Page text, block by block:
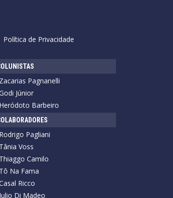
Política de Privacidade
Zacarias Pagnanelli
Júnior
Heródoto Barbeiro
Rodrigo Pagliani
Tânia Voss
Thiaggo Camilo
Tô Na Fama
Ricco
Julio Di Madeo